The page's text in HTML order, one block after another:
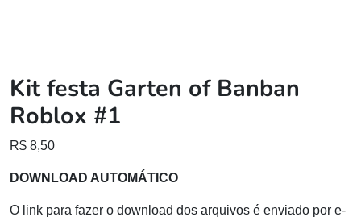
Kit festa Garten of Banban
Roblox #1
R$ 8,50
DOWNLOAD AUTOMÁTICO
O link para fazer o download dos arquivos é enviado por e-